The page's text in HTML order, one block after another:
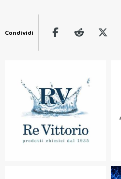
Condividi